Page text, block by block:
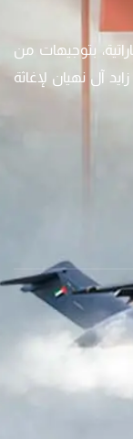
بتوجيهات من
آل نهيان لإغاثة